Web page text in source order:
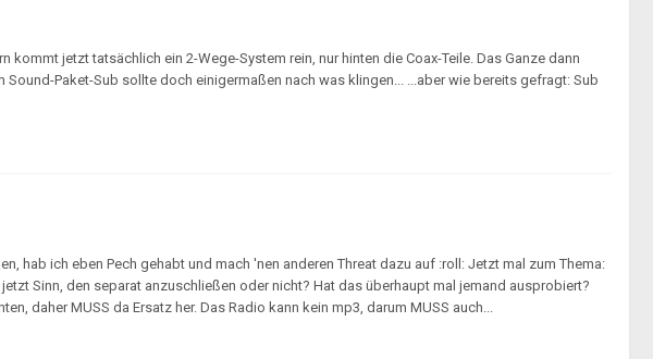
jetzt tatsächlich ein 2-Wege-System rein, nur hinten die Coax-Teile. Das Ganze dann
Paket-Sub sollte doch einigermaßen nach was klingen... ...aber wie bereits gefragt: Sub
hab ich eben Pech gehabt und mach 'nen anderen Threat dazu auf :roll: Jetzt mal zum Thema:
Sinn, den separat anzuschließen oder nicht? Hat das überhaupt mal jemand ausprobiert?
daher MUSS da Ersatz her. Das Radio kann kein mp3, darum MUSS auch...